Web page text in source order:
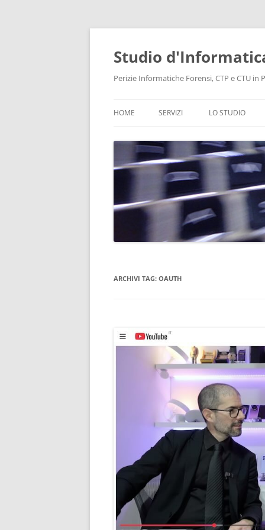
Vai
contenuto
Studio
Perizie Informatiche Forensi, CTP e CTU in
HOME SERVIZI
CONSULENZA INFORMATICA
PROTEZIONE DATI E PRIVACY
RECUPERO DATI
CONSULENTE INFORMATICO
LO STUDIO
ARCHIVI TAG: OAUTH